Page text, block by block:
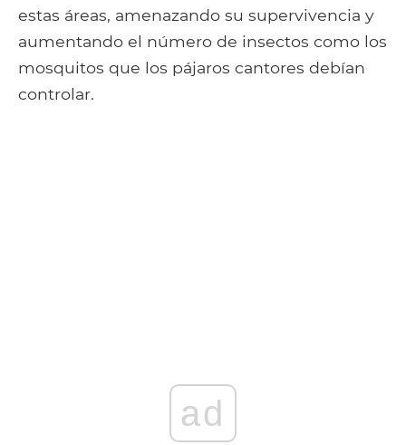
estas áreas, amenazando su supervivencia y
aumentando el número de insectos como los
mosquitos que los pájaros cantores debían
controlar.
ad